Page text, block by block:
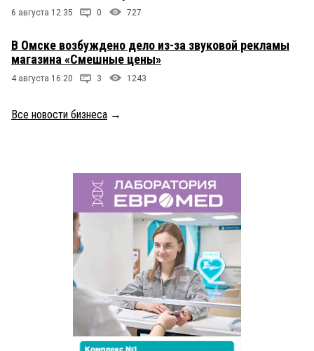
6 августа 12:35 0 727
В Омске возбуждено дело из-за звуковой рекламы
магазина «Смешные цены»
4 августа 16:20 3 1243
Все новости бизнеса →